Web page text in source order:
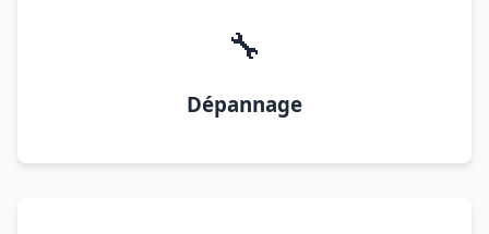
🔧
Dépannage